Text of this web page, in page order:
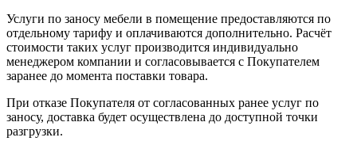
Услуги по заносу мебели в помещение предоставляются по
отдельному тарифу и оплачиваются дополнительно. Расчёт
стоимости таких услуг производится индивидуально
менеджером компании и согласовывается с Покупателем
заранее до момента поставки товара.
При отказе Покупателя от согласованных ранее услуг по
заносу, доставка будет осуществлена до доступной точки
разгрузки.